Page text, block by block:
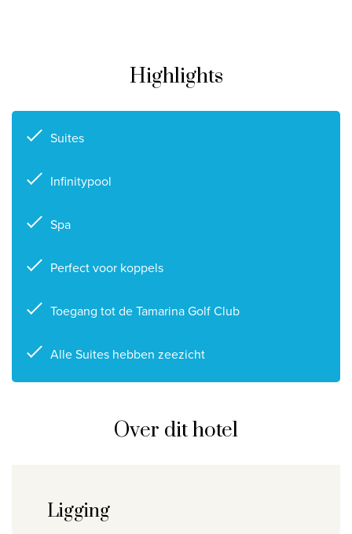
Privacy disclaimer
Highlights
Suites
Infinitypool
Spa
Perfect voor koppels
Toegang tot de Tamarina Golf Club
Alle Suites hebben zeezicht
Over dit hotel
Ligging